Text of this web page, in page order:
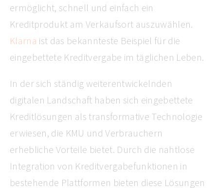
ermöglicht, schnell und einfach ein
Kreditprodukt am Verkaufsort auszuwählen.
Klarna ist das bekannteste Beispiel für die
eingebettete Kreditvergabe im täglichen Leben.
In der sich ständig weiterentwickelnden
digitalen Landschaft haben sich eingebettete
Kreditlösungen als transformative Technologie
erwiesen, die KMU und Verbrauchern
erhebliche Vorteile bietet. Durch die nahtlose
Integration von Kreditvergabefunktionen in
bestehende Plattformen bieten diese Lösungen